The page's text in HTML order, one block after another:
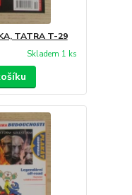
TATRA T-29
Skladem 1 ks